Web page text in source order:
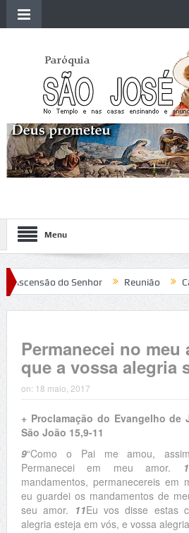
Menu
do Senhor Reunião
Permanecei no meu
que a vossa alegria
on: 18 maio, 2017
+ Proclamação do Evangelho de
São João 15,9-11
9“Como o Pai me amou,
Permanecei em meu amor.
mandamentos, permanecereis em
eu guardei os mandamentos de
seu amor. 11Eu vos disse estas
alegria esteja em vós, e vossa